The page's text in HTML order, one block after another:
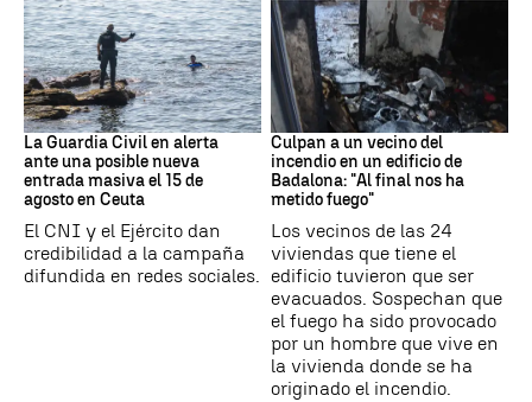
Ceuta
La Guardia Civil en alerta
ante una posible nueva
entrada masiva el 15 de
agosto en Ceuta
El CNI y el Ejército dan
credibilidad a la campaña
difundida en redes sociales.
Cataluña
Culpan a un vecino del
incendio en un edificio de
Badalona: "Al final nos ha
metido fuego"
Los vecinos de las 24
viviendas que tiene el
edificio tuvieron que ser
evacuados. Sospechan que
el fuego ha sido provocado
por un hombre que vive en
la vivienda donde se ha
originado el incendio.